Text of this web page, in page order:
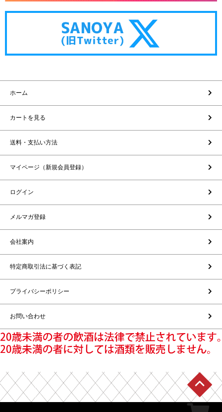
ホーム
カートを見る
送料・支払い方法
マイページ（新規会員登録）
ログイン
メルマガ登録
会社案内
特定商取引法に基づく表記
プライバシーポリシー
お問い合わせ